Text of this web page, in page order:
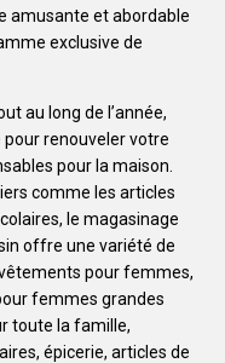
amusante et abordable
exclusive de
au long de l’année,
renouveler votre
pour la maison.
comme les articles
le magasinage
offre une variété de
pour femmes,
femmes grandes
toute la famille,
épicerie, articles de